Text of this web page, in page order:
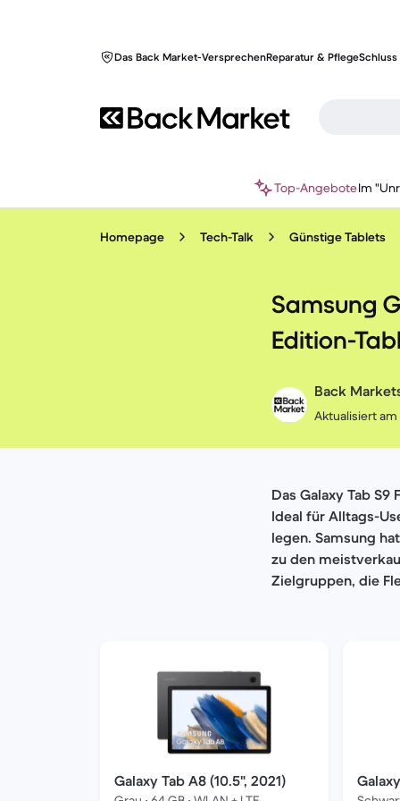
Das Back Market-VersprechenReparatur & PflegeSchluss
Top-AngeboteIm
Homepage Tech-Talk Günstige Tablets
Samsung
Edition-
Back
Aktualisiert am
Das Galaxy Tab
Ideal für Alltags-
legen. Samsung
zu den
Zielgruppen, die
Galaxy Tab A8 (10.5", 2021)